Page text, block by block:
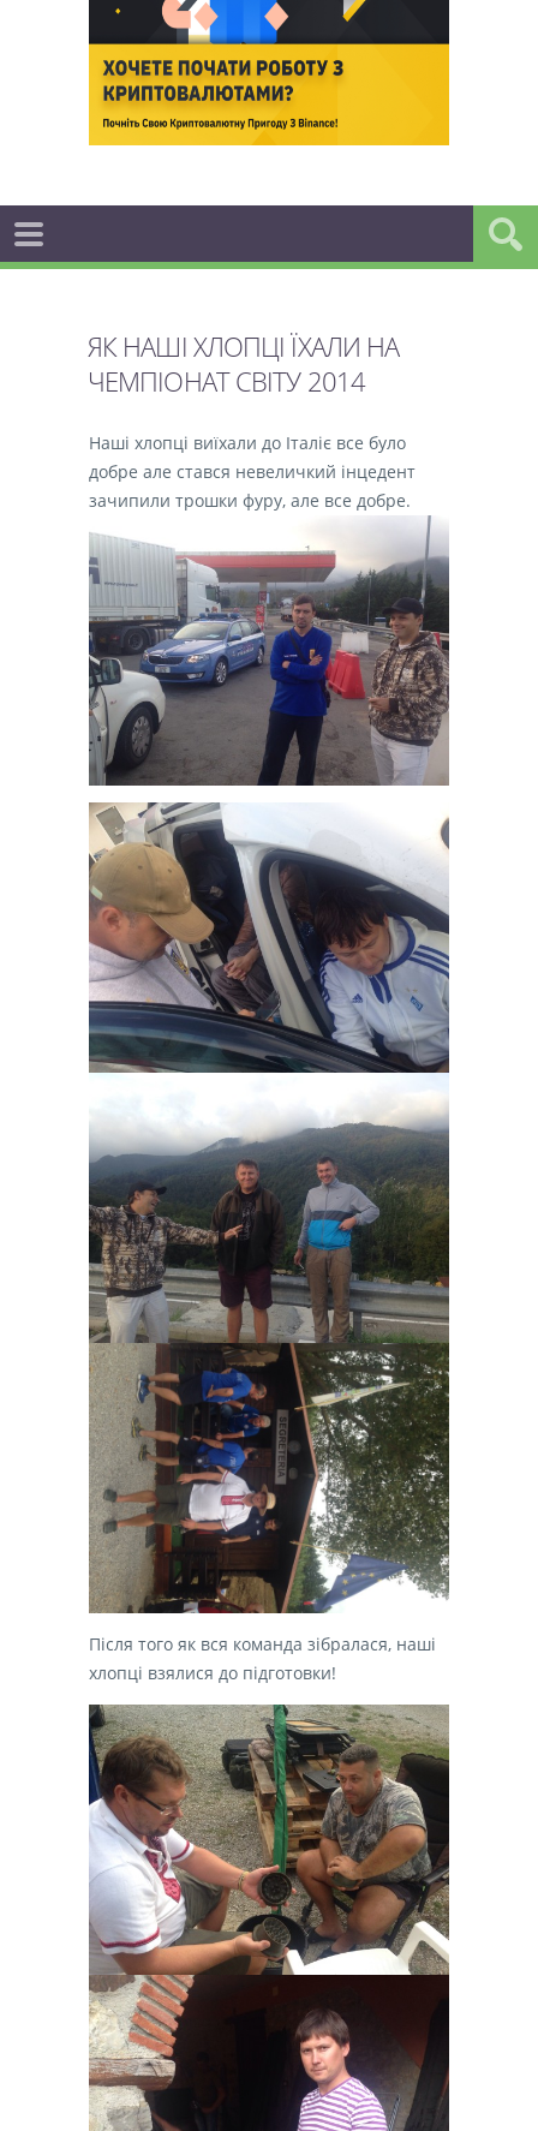
ЯК НАШІ ХЛОПЦІ ЇХАЛИ НА
ЧЕМПІОНАТ СВІТУ 2014
Наші хлопці виїхали до Італіє все було
добре але стався невеличкий інцедент
зачипили трошки фуру, але все добре.
Після того як вся команда зібралася, наші
хлопці взялися до підготовки!